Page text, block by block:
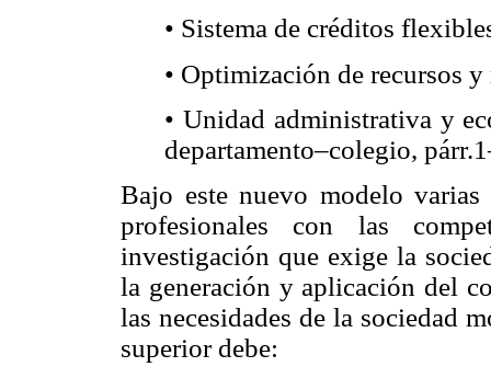
• Sistema de créditos
• Optimización de recursos
• Unidad administrativa y
departamento–colegio,
Bajo este nuevo modelo
profesionales con las
investigación que exige la
la generación y aplicación del
las necesidades de la sociedad
superior debe: